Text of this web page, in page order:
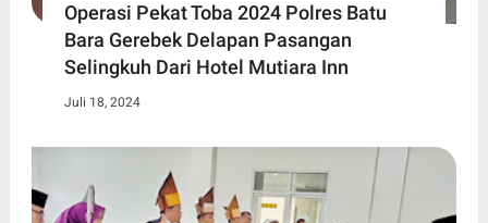
Operasi Pekat Toba 2024 Polres Batu
Bara Gerebek Delapan Pasangan
Selingkuh Dari Hotel Mutiara Inn
Juli 18, 2024